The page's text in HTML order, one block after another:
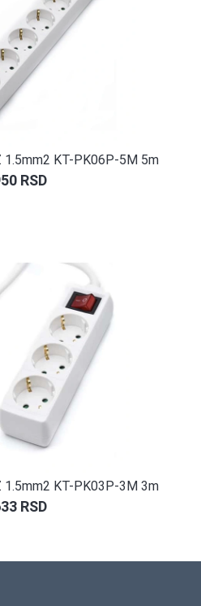
1.5mm2 KT-PK06P-5M 5m
RSD
1.5mm2 KT-PK03P-3M 3m
RSD